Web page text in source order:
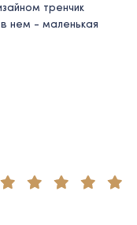
тренчик
в нем - маленькая